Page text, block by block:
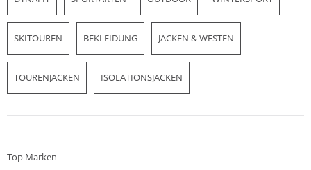
SKITOUREN BEKLEIDUNG JACKEN & WESTEN
TOURENJACKEN ISOLATIONSJACKEN
Top Marken